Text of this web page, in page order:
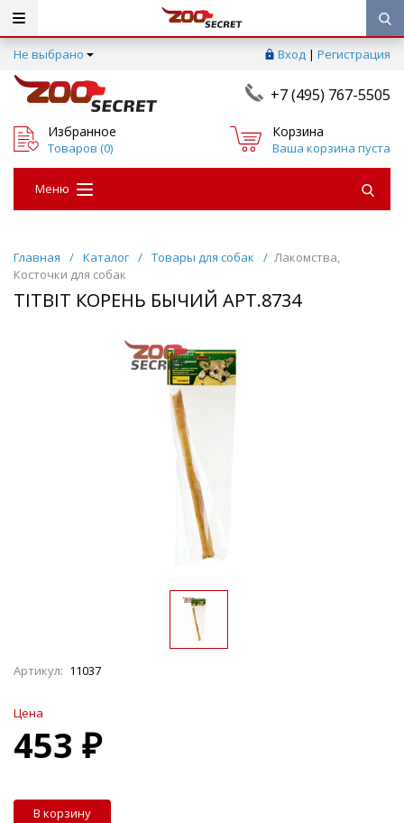
Не выбрано Вход | Регистрация
+7 (495) 767-5505
Избранное
Товаров (0)
Корзина
Ваша корзина пуста
Меню
Главная / Каталог / Товары для собак / Лакомства,
Косточки для собак
TITBIT КОРЕНЬ БЫЧИЙ АРТ.8734
Артикул: 11037
Цена
453 ₽
В корзину